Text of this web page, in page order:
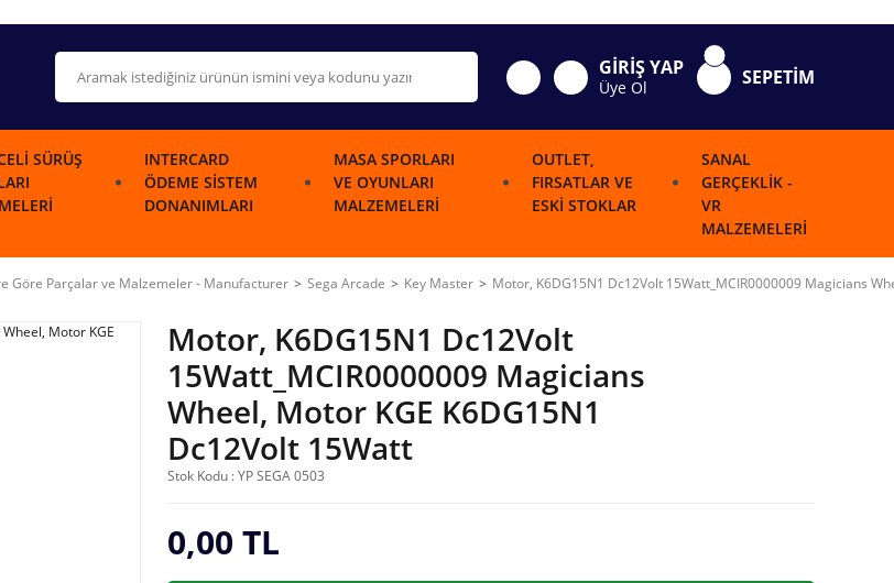
GİRİŞ YAP
Üye Ol SEPETİM
SÜRÜŞ
INTERCARD
ÖDEME SISTEM
DONANIMLARI
MASA SPORLARI
VE OYUNLARI
MALZEMELERI
OUTLET,
FIRSATLAR VE
ESKI STOKLAR
SANAL
GERÇEKLIK -
VR
MALZEMELERI
Göre Parçalar ve Malzemeler - Manufacturer Sega Arcade Key Master Motor, K6DG15N1 Dc12Volt 15Watt_MCIR0000009 Magicians
Motor, K6DG15N1 Dc12Volt
15Watt_MCIR0000009 Magicians
Wheel, Motor KGE K6DG15N1
Dc12Volt 15Watt
Stok Kodu : YP SEGA 0503
0,00 TL